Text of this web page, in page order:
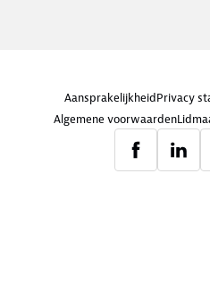
AansprakelijkheidPrivacy
Algemene voorwaarden